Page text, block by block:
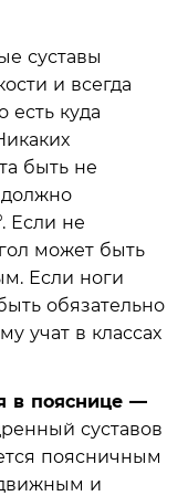
суставы
и всегда
есть куда
быть не
Если не
может быть
Если ноги
обязательно
учат в классах
в пояснице —
суставов
поясничным
и